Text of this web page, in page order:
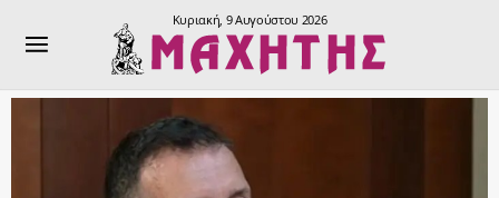
Κυριακή, 9 Αυγούστου 2026